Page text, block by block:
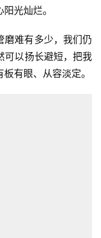
光灿烂。
磨难有多少，我们仍
可以扬长避短，把我
有眼、从容淡定。